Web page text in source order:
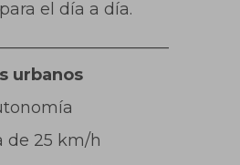
el día a día.
urbanos
de 25 km/h